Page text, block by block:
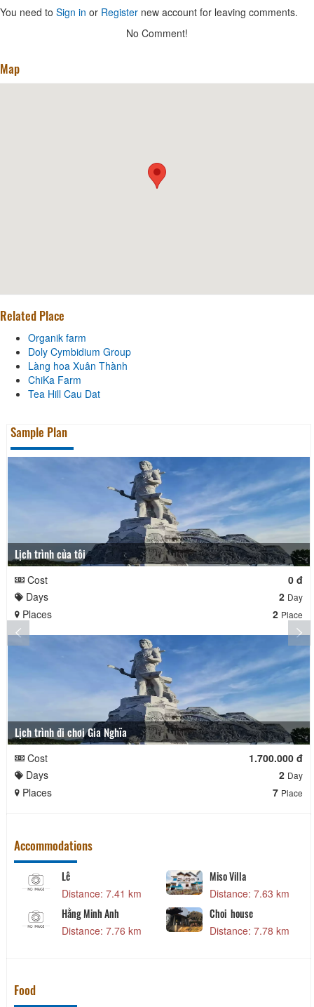
You need to Sign in or Register new account for leaving comments.
No Comment!
Map
Related Place
Organik farm
Doly Cymbidium Group
Làng hoa Xuân Thành
ChiKa Farm
Tea Hill Cau Dat
Sample Plan
Lịch trình của tôi
Cost
0 đ
Days
2 Day
Places 2 Place
Lịch trình đi chơi Gia Nghĩa
Cost
1.700.000 đ
Days
2 Day
Places 7 Place
Accommodations
km Distance: 6.46 km
km
Nha Noi
Distance: 6.64 km
Distance:
CSLT Le Home
Distance:
Food